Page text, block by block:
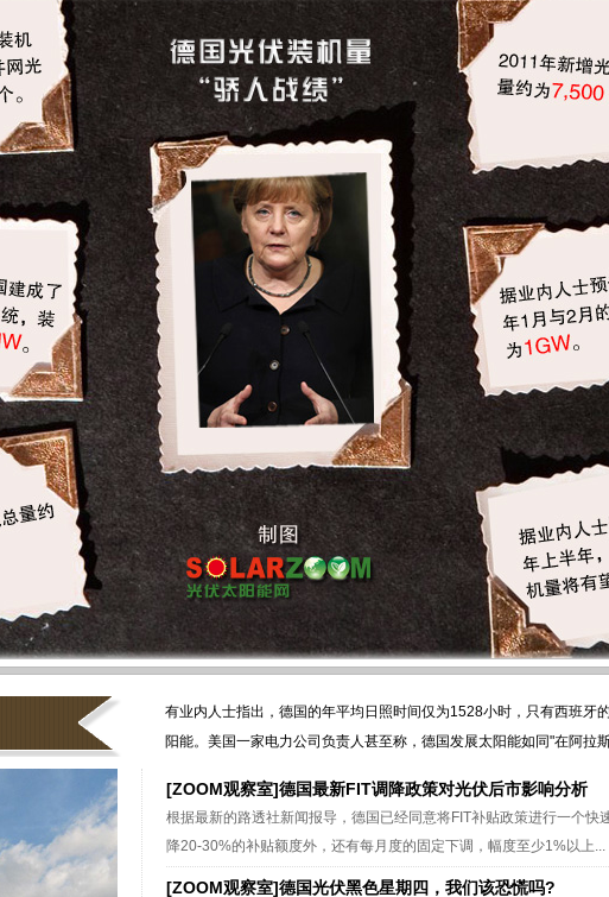
有业内人士指出，德国的年平均日照时间仅为1528小时，只有西班牙
阳能。美国一家电力公司负责人甚至称，德国发展太阳能如同"在阿拉
[ZOOM观察室]德国最新FIT调降政策对光伏后市影响分析
根据最新的路透社新闻报导，德国已经同意将FIT补贴政策进行一个快
降20-30%的补贴额度外，还有每月度的固定下调，幅度至少1%以上...
[ZOOM观察室]德国光伏黑色星期四，我们该恐慌吗?